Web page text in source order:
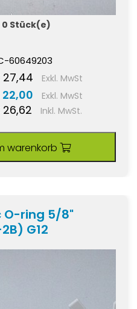
0 Stück(e)
60649203
Exkl. MwSt
Exkl. MwSt
Inkl. MwSt.
warenkorb
O-ring 5/8"
G12